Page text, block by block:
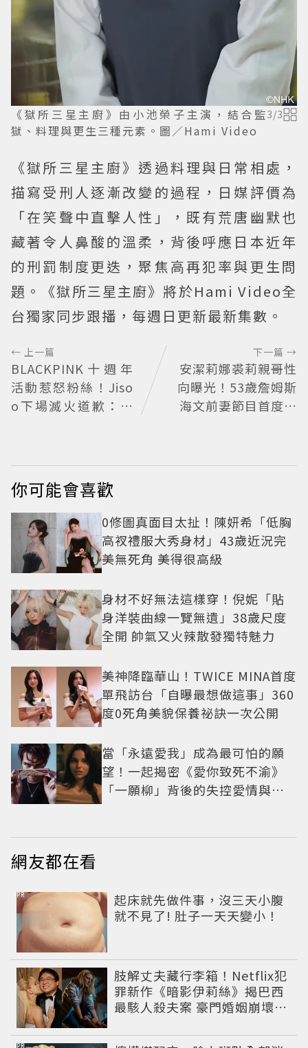
《獄所三星主廚》由小池榮子主演，結合監
獄、料理與更生三種元素。圖／Hami Video
3/3
《獄所三星主廚》透過料理與日常相處，
描寫受刑人逐漸改變的過程，日媒評價為
「在笑聲中直擊人性」，既有荒唐幽默也
藏著令人鼻酸的溫柔，背後呼應日本近年
的刑罰制度更迭，聚焦高再犯率與更生問
題。《獄所三星主廚》將於Hami Video全
台獨家同步跟播，每週日更新最新集數。
← 上一篇
BLACKPINK十週年
活動惹怒粉絲！Jiso
o下場滅火道歉：對
下一篇 →
安潔莉娜裘莉親哥性
向曝光！53歲詹姆斯
海文前妻節目首度認
你可能會喜歡
0修圖真面目太扯！陳妍希「低胸
高衩禮服大秀身材」43歲近況完
美無死角 美得很高級
身材不好無法這樣穿！倪妮「貼
身洋裝曲線一覽無遺」38歲尺度
全開 帥氣又火辣散發獨特魅力
美神降臨華山！TWICE MINA首度
單飛訪台「自曝最想做這事」360
度0死角美貌保養祕訣一次公開
當「永遠愛我」成為最可怕的願
望！一起揭密《愛你致死不渝》
「一願柳」背後的失控愛情與爆
網友都在看
起床就先做件事，沒三天小腹
就不見了! 肚子一天天變小！
PR
肢解丈夫藏行李箱！Netflix犯
罪新作《暗影伊莉絲》揭巴西
最駭人殺夫案 豪門婚姻崩壞釀
PR